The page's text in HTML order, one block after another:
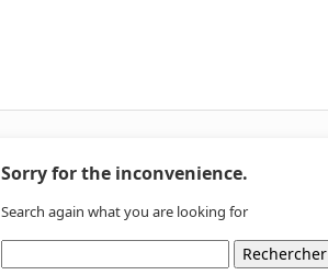
Sorry for the inconvenience.
Search again what you are looking for
Rechercher